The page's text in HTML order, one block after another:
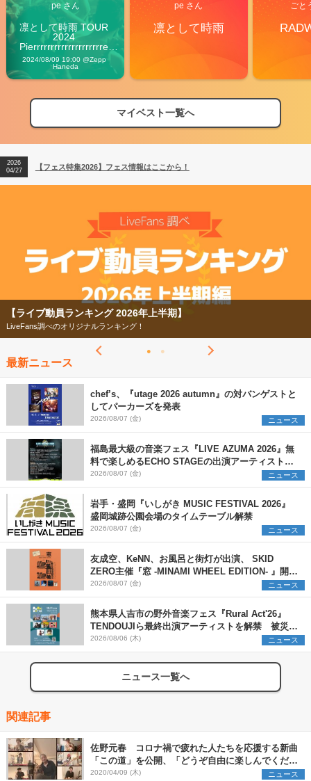
pe さん
凛として時雨 TOUR
2024
Pierrrrrrrrrrrrrrrrrrrre
Vibes
2024/08/09 19:00 @Zepp
Haneda
pe さん
凛として時雨
ごと
マイベスト一覧へ
【フェス特集2026】フェス情報はここから！
【ライブ動員ランキング】2026年上半期編発表！
2026
04/27
【フェス特集2026】フェス情報はここから！
2026
【ライブ動員ランキング 2026年上半期】
LiveFans調べのオリジナルランキング！
最新ニュース
chef’s、『utage 2026 autumn』の対バンゲストと
してパーカーズを発表
2026/08/07 (金) ニュース
福島最大級の音楽フェス『LIVE AZUMA 2026』無
料で楽しめるECHO STAGEの出演アーティストを
発表
2026/08/07 (金) ニュース
岩手・盛岡『いしがき MUSIC FESTIVAL 2026』
盛岡城跡公園会場のタイムテーブル解禁
2026/08/07 (金) ニュース
友成空、KeNN、お風呂と街灯が出演、 SKID
ZERO主催『窓 -MINAMI WHEEL EDITION- 』開催
決定
2026/08/07 (金) ニュース
熊本県人吉市の野外音楽フェス『Rural Act'26』
TENDOUJIら最終出演アーティストを解禁 被災地
支援プロジェクトの始動も発表
2026/08/06 (木) ニュース
ニュース一覧へ
関連記事
佐野元春 コロナ禍で疲れた人たちを応援する新曲
「この道」を公開、「どうぞ自由に楽しんでくださ
い」
2020/04/09 (木) ニュース